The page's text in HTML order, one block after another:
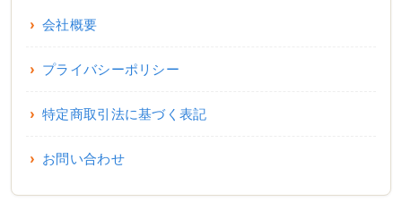
会社概要
プライバシーポリシー
特定商取引法に基づく表記
お問い合わせ